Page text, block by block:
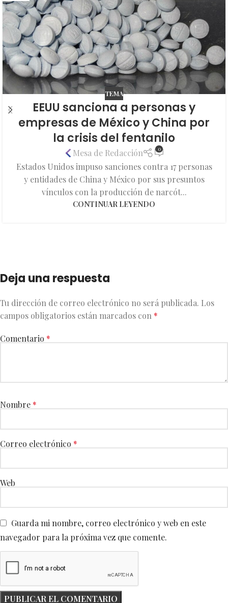
TEMA
EEUU sanciona a personas y
empresas de México y China por
la crisis del fentanilo
Mesa de Redacción 0
Estados Unidos impuso sanciones contra 17 personas
y entidades de China y México por sus presuntos
vínculos con la producción de narcót...
CONTINUAR LEYENDO
Deja una respuesta
Tu dirección de correo electrónico no será publicada. Los
campos obligatorios están marcados con *
Comentario *
Nombre *
Correo electrónico *
Web
Guarda mi nombre, correo electrónico y web en este
navegador para la próxima vez que comente.